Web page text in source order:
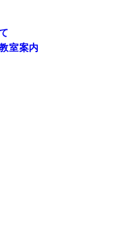
室案内